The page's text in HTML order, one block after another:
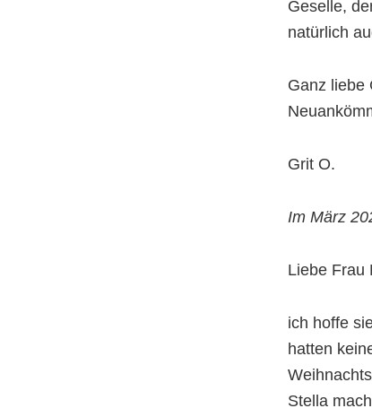
Geselle,
natürlich
Ganz liebe
Grit O.
Im März
Liebe Frau
ich hoffe
hatten
Stella